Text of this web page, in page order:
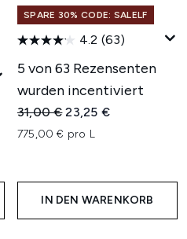
SPARE 30% CODE: SALELF
4.2 (63)
5 von 63 Rezensenten
wurden incentiviert
Unverbindliche
31,00 €Aktueller Preis:
23,25 €
775,00 € pro L
IN DEN WARENKORB